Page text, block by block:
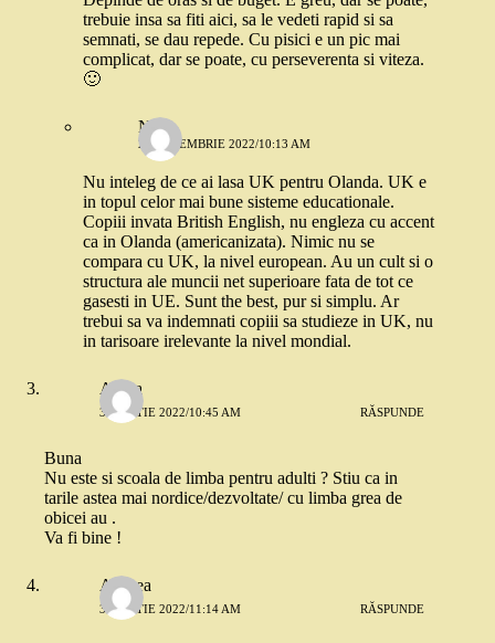
trebuie insa sa fiti aici, sa le vedeti rapid si sa
semnati, se dau repede. Cu pisici e un pic mai
complicat, dar se poate, cu perseverenta si viteza.
🙂
N.
20 DECEMBRIE 2022/10:13 AM
Nu inteleg de ce ai lasa UK pentru Olanda. UK e
in topul celor mai bune sisteme educationale.
Copiii invata British English, nu engleza cu accent
ca in Olanda (americanizata). Nimic nu se
compara cu UK, la nivel european. Au un cult si o
structura ale muncii net superioare fata de tot ce
gasesti in UE. Sunt the best, pur si simplu. Ar
trebui sa va indemnati copiii sa studieze in UK, nu
in tarisoare irelevante la nivel mondial.
Adina
3 MARTIE 2022/10:45 AM RĂSPUNDE
Buna
Nu este si scoala de limba pentru adulti ? Stiu ca in
tarile astea mai nordice/dezvoltate/ cu limba grea de
obicei au .
Va fi bine !
Andrea
3 MARTIE 2022/11:14 AM RĂSPUNDE